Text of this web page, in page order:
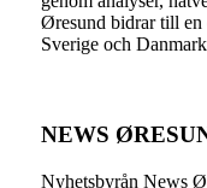
Øresund bidrar till en
Sverige och
NEWS
Nyhetsbyrån News